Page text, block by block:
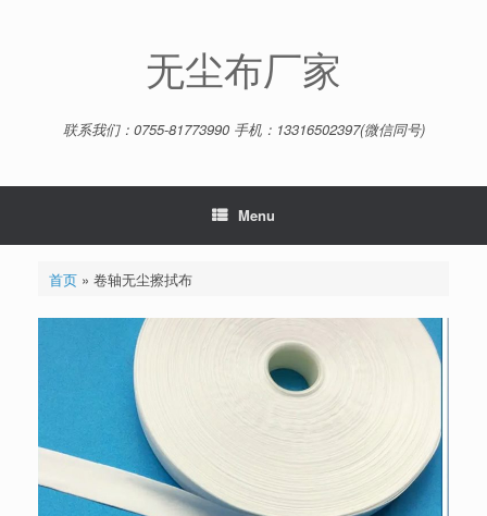
无尘布厂家
联系我们：0755-81773990 手机：13316502397(微信同号)
Menu
首页» 卷轴无尘擦拭布